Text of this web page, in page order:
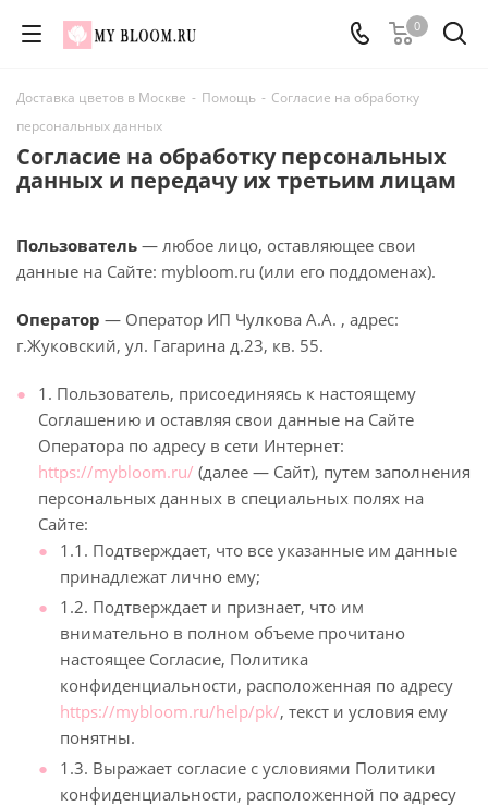
0
Доставка цветов в Москве - Помощь - Согласие на обработку
персональных данных
Согласие на обработку персональных
данных и передачу их третьим лицам
Пользователь — любое лицо, оставляющее свои
данные на Сайте: mybloom.ru (или его поддоменах).
Оператор — Оператор ИП Чулкова А.А. , адрес:
г.Жуковский, ул. Гагарина д.23, кв. 55.
1. Пользователь, присоединяясь к настоящему
Соглашению и оставляя свои данные на Сайте
Оператора по адресу в сети Интернет:
https://mybloom.ru/ (далее — Сайт), путем заполнения
персональных данных в специальных полях на
Сайте:
1.1. Подтверждает, что все указанные им данные
принадлежат лично ему;
1.2. Подтверждает и признает, что им
внимательно в полном объеме прочитано
настоящее Согласие, Политика
конфиденциальности, расположенная по адресу
https://mybloom.ru/help/pk/, текст и условия ему
понятны.
1.3. Выражает согласие с условиями Политики
конфиденциальности, расположенной по адресу